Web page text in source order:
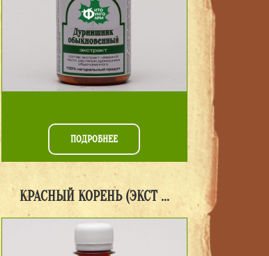
ПОДРОБНЕЕ
КРАСНЫЙ КОРЕНЬ (ЭКСТ ...